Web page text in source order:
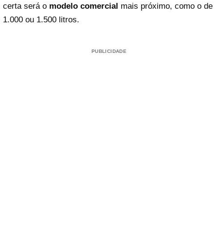
certa será o modelo comercial mais próximo, como o de
1.000 ou 1.500 litros.
PUBLICIDADE